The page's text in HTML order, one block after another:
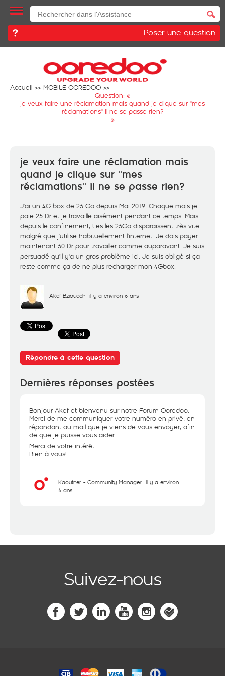
Poser une question
Accueil
MOBILE OOREDOO
Question: «
je veux faire une réclamation mais quand je clique sur ''mes
réclamations'' il ne se passe rien?
»
je veux faire une réclamation mais
quand je clique sur ''mes
réclamations'' il ne se passe rien?
J'ai un 4G box de 25 Go depuis Mai 2019. Chaque mois je
paie 25 Dr et je travaille aisément pendant ce temps. Mais
depuis le confinement, Les les 25Go disparaissent très vite
malgré que j'utilise habituellement l'internet. Je dois payer
maintenant 50 Dr pour travailler comme auparavant. Je suis
persuadé qu'il y'a un gros problème ici. Je suis obligé si ça
reste comme ça de ne plus recharger mon 4Gbox.
Akef Bziouech il y a environ 6 ans
Répondre à cette question
Dernières réponses postées
Bonjour Akef et bienvenu sur notre Forum Ooredoo.
Merci de me communiquer votre numéro en privé, en
répondant au mail que je viens de vous envoyer, afin
de que je puisse vous aider.
Merci de votre intérêt.
Bien à vous!
Kaouther - Community Manager il y a environ
6 ans
Suivez-nous